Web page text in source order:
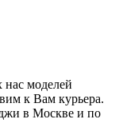
моделей
к Вам курьера.
в Москве и по